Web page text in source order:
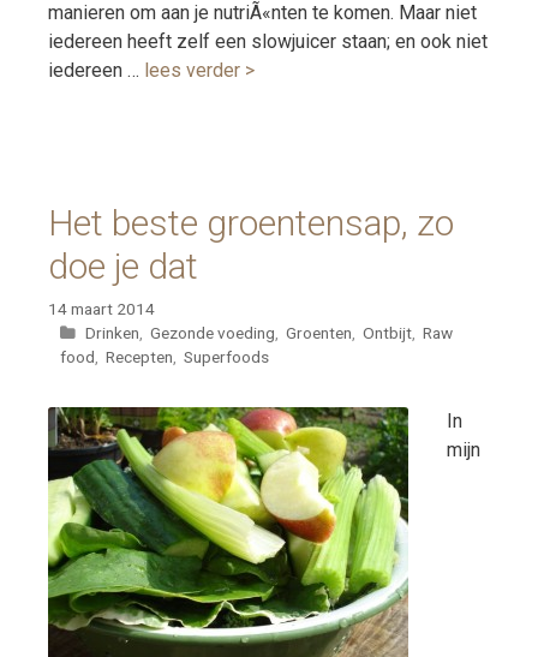
manieren om aan je nutriÃ«nten te komen. Maar niet
iedereen heeft zelf een slowjuicer staan; en ook niet
iedereen … lees verder >
Het beste groentensap, zo
doe je dat
14 maart 2014
Categorieën
Drinken, Gezonde voeding, Groenten, Ontbijt, Raw
food, Recepten, Superfoods
In
mijn